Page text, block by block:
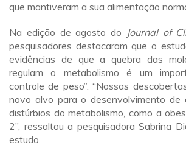
que mantiveram a sua alimentação
Na edição de agosto do Journal of
pesquisadores destacaram que o
evidências de que a quebra das
regulam o metabolismo é um
controle de peso”. “Nossas
novo alvo para o desenvolvimento de
distúrbios do metabolismo, como a
2”, ressaltou a pesquisadora Sabrina
estudo.